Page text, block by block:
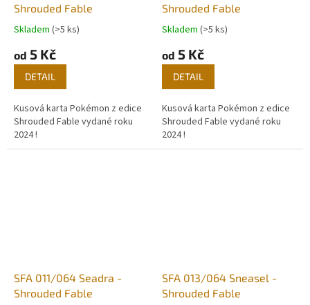
Shrouded Fable
Skladem (>5 ks)
od 5 Kč
DETAIL
Kusová karta Pokémon z edice
Shrouded Fable vydané roku
2024 !
Shrouded Fable
Skladem (>5 ks)
od 5 Kč
DETAIL
Kusová karta Pokémon z edice
Shrouded Fable vydané roku
2024 !
SFA 011/064 Seadra -
Shrouded Fable
SFA 013/064 Sneasel -
Shrouded Fable